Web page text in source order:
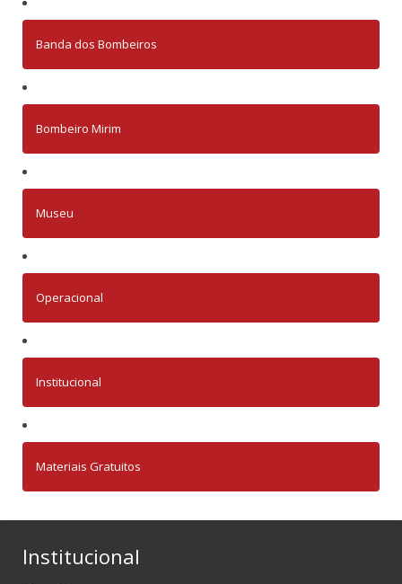
Banda dos Bombeiros
Bombeiro Mirim
Museu
Operacional
Institucional
Materiais Gratuitos
Institucional